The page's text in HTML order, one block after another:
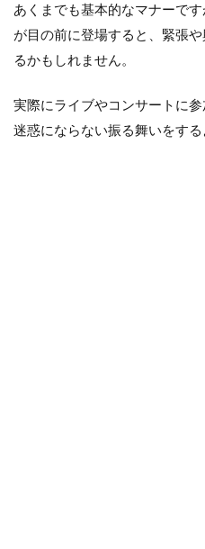
あくまでも基本的なマナーで
が目の前に登場すると、緊張
るかもしれません。
実際にライブやコンサートに
迷惑にならない振る舞いをする